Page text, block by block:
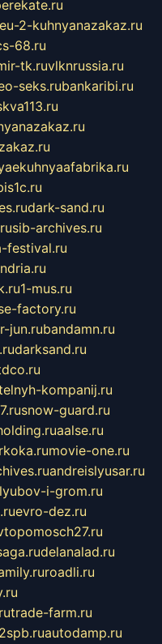
2-kuhnyanazakaz.ru
68.ru
tk.ruvlknrussia.ru
seks.rubankaribi.ru
dark-sand.ru
sib-archives.ru
festival.ru
1-mus.ru
factory.ru
jun.rubandamn.ru
darksand.ru
kompanij.ru
snow-guard.ru
aalse.ru
movie-one.ru
andreislyusar.ru
i-grom.ru
evro-dez.ru
delanalad.ru
roadli.ru
trade-farm.ru
autodamp.ru